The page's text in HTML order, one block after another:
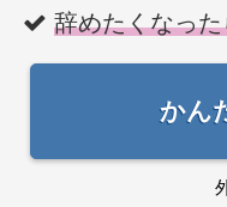
辞めたくなっ
かん